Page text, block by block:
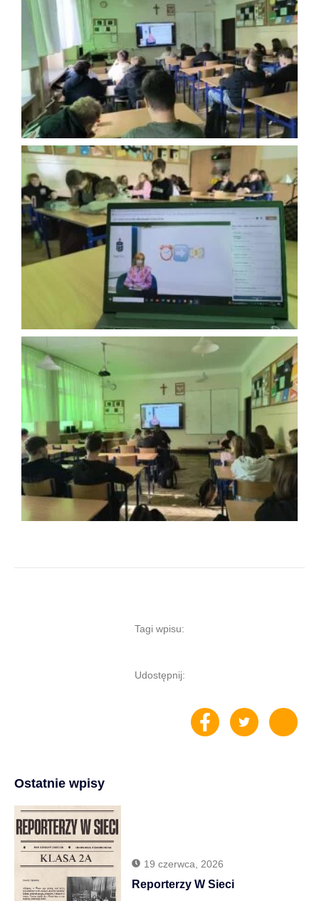
Tagi wpisu:
Udostępnij:
Ostatnie wpisy
19 czerwca, 2026
Reporterzy W Sieci